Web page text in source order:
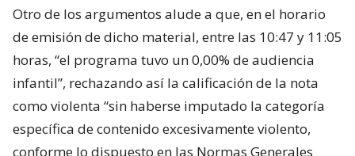
Otro de los argumentos alude a que, en el horario
de emisión de dicho material, entre las 10:47 y 11:05
horas, “el programa tuvo un 0,00% de audiencia
infantil”, rechazando así la calificación de la nota
como violenta “sin haberse imputado la categoría
específica de contenido excesivamente violento,
conforme lo dispuesto en las Normas Generales